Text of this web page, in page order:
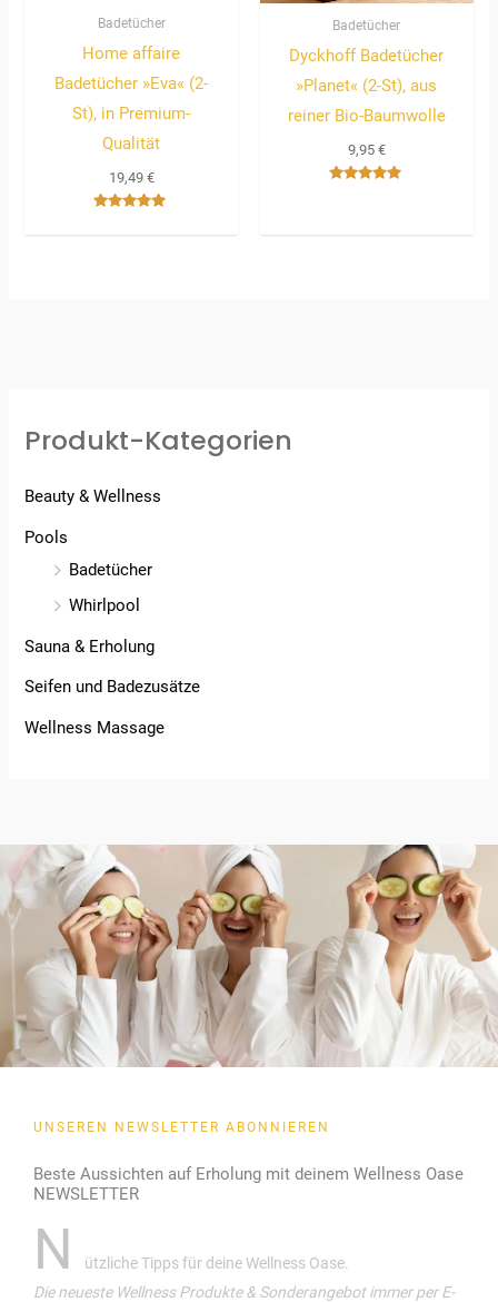
Badetücher
Home affaire
Badetücher »Eva« (2-
St), in Premium-
Qualität
19,49 €
Badetücher
Dyckhoff Badetücher
»Planet« (2-St), aus
reiner Bio-Baumwolle
9,95 €
Produkt-Kategorien
Beauty & Wellness
Pools
Badetücher
Whirlpool
Sauna & Erholung
Seifen und Badezusätze
Wellness Massage
UNSEREN NEWSLETTER ABONNIEREN
Beste Aussichten auf Erholung mit deinem Wellness Oase
NEWSLETTER
N
ützliche Tipps für deine Wellness Oase.
Die neueste Wellness Produkte & Sonderangebot immer per E-